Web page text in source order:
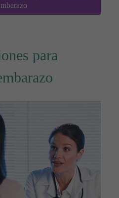
para